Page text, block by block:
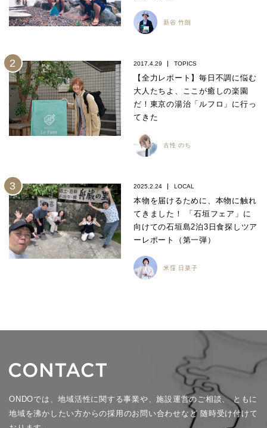
新谷 竹朗
2017.4.29 TOPICS
【全力レポート】毎日不調に悩む
大人たちよ、ここが癒しの楽園
だ！東京の湯治「ルフロ」に行っ
てきた
古性 のち
2025.2.24 LOCAL
本物を届けるために、本物に触れ
てきました！ 「石垣フェア」に
向けての石垣島2泊3日食探しツア
ーレポート（第一弾）
米窪 日菜子
ONDOでは、地域活性に関する事業や、施設運営のご相談、ともに
地域を沸かしたい方からの採用のお問い合わせなど 随時受け付けて